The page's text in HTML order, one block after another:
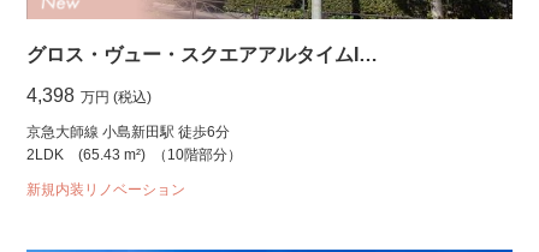
グロス・ヴュー・スクエアアルタイムI…
4,398 万円 (税込)
京急大師線 小島新田駅 徒歩6分
2LDK
(65.43 m²) （10階部分）
新規内装リノベーション